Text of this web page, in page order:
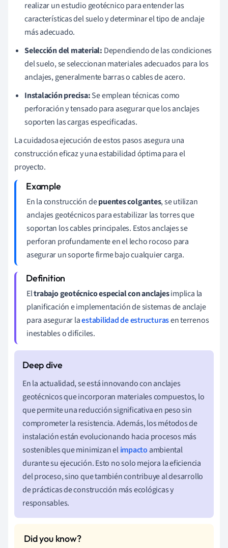
realizar un estudio geotécnico para entender las
características del suelo y determinar el tipo de anclaje
más adecuado.
Selección del material: Dependiendo de las condiciones
del suelo, se seleccionan materiales adecuados para los
anclajes, generalmente barras o cables de acero.
Instalación precisa:Se emplean técnicas como
perforación y tensado para asegurar que los anclajes
soporten las cargas especificadas.
La cuidadosa ejecución de estos pasos asegura una
construcción eficaz y una estabilidad óptima para el
proyecto.
En la construcción depuentes colgantes, se utilizan
anclajes geotécnicos para estabilizar las torres que
soportan los cables principales. Estos anclajes se
perforan profundamente en el lecho rocoso para
asegurar un soporte firme bajo cualquier carga.
Eltrabajo geotécnico especial con anclajesimplica la
planificación e implementación de sistemas de anclaje
para asegurar laestabilidad de estructurasen terrenos
inestables o difíciles.
En la actualidad, se está innovando con anclajes
geotécnicos que incorporan materiales compuestos, lo
que permite una reducción significativa en peso sin
comprometer la resistencia. Además, los métodos de
instalación están evolucionando hacia procesos más
sostenibles que minimizan elimpacto ambiental
durante su ejecución. Esto no solo mejora la eficiencia
del proceso, sino que también contribuye al desarrollo
de prácticas de construcción más ecológicas y
responsables.